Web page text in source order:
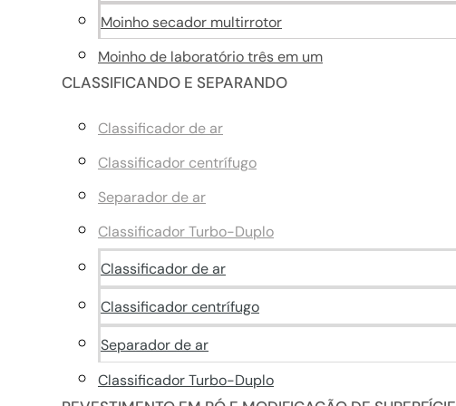
Moinho secador multirrotor
Moinho de laboratório três em um
CLASSIFICANDO E SEPARANDO
Classificador de ar
Classificador centrífugo
Separador de ar
Classificador Turbo-Duplo
Classificador de ar
Classificador centrífugo
Separador de ar
Classificador Turbo-Duplo